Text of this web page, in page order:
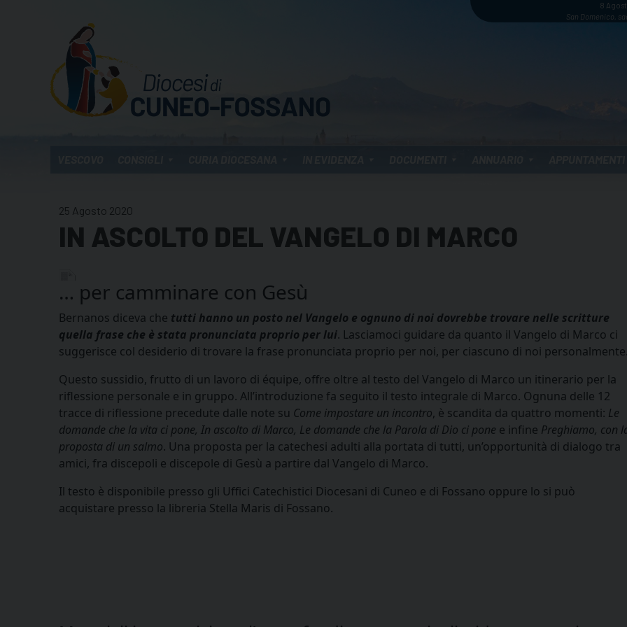
8
San Domenico,
25 Agosto 2020
IN ASCOLTO DEL VANGELO DI MARCO
… per camminare con Gesù
Bernanos diceva che tutti hanno un posto nel Vangelo e ognuno di noi dovrebbe trovare nelle scritture
quella frase che è stata pronunciata proprio per lui. Lasciamoci guidare da quanto il Vangelo di Marco ci
suggerisce col desiderio di trovare la frase pronunciata proprio per noi, per ciascuno di noi
Questo sussidio, frutto di un lavoro di équipe, offre oltre al testo del Vangelo di Marco un itinerario per la
riflessione personale e in gruppo. All’introduzione fa seguito il testo integrale di Marco. Ognuna delle 12
tracce di riﬂessione precedute dalle note su Come impostare un incontro, è scandita da quattro momenti: Le
domande che la vita ci pone, In ascolto di Marco, Le domande che la Parola di Dio ci pone e inﬁne Preghiamo, con
proposta di un salmo. Una proposta per la catechesi adulti alla portata di tutti, un’opportunità di dialogo tra
amici, fra discepoli e discepole di Gesù a partire dal Vangelo di Marco.
Il testo è disponibile presso gli Uffici Catechistici Diocesani di Cuneo e di Fossano oppure lo si può
acquistare presso la libreria Stella Maris di Fossano.